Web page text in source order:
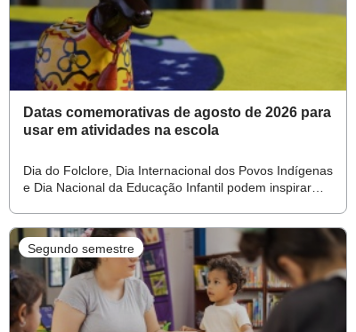
Datas comemorativas de agosto de 2026 para
usar em atividades na escola
Dia do Folclore, Dia Internacional dos Povos Indígenas
e Dia Nacional da Educação Infantil podem inspirar
Segundo semestre